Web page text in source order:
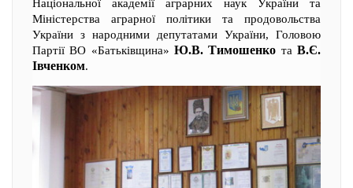
Національної академії аграрних наук України та
Міністерства аграрної політики та продовольства
України з народними депутатами України, Головою
Партії ВО «Батьківщина» Ю.В. Тимошенко таВ.Є.
Івченком.